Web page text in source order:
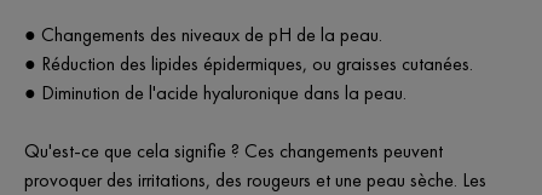
● Changements des niveaux de pH de la peau.
● Réduction des lipides épidermiques, ou graisses cutanées.
● Diminution de l'acide hyaluronique dans la peau.
Qu'est-ce que cela signifie ? Ces changements peuvent
provoquer des irritations, des rougeurs et une peau sèche. Les